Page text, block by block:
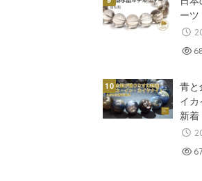
ーツ
青
イ
新着